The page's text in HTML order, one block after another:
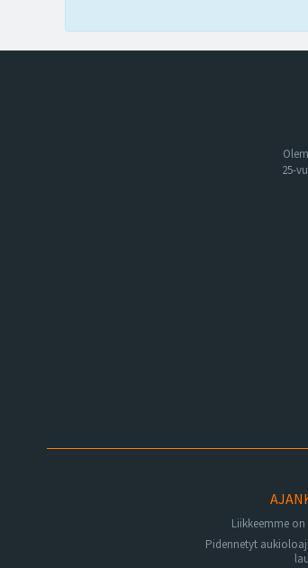
25-
Liikkeemme
Pidennetyt